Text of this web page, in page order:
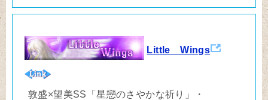
Little Wings
敦盛×望美SS「星戀のさやかな祈り」・